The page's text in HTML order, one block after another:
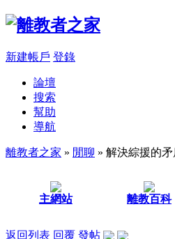
新建帳戶 登錄
論壇
搜索
幫助
導航
離教者之家 » 閒聊 » 解決綜援的
主網站 離教百科
返回列表 回覆 發帖